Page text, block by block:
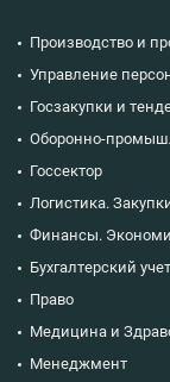
Производство и
Управление
Госзакупки и
Оборонно-
Госсектор
Логистика.
Финансы.
Бухгалтерский
Право
Медицина и
Менеджмент